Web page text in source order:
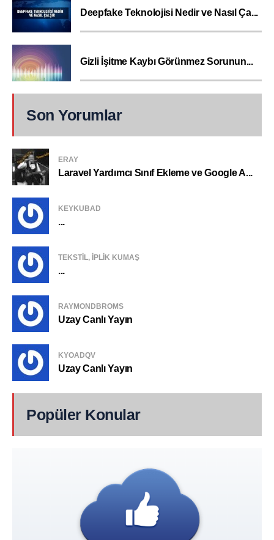
Deepfake Teknolojisi Nedir ve Nasıl Ça...
Gizli İşitme Kaybı Görünmez Sorunun...
Son Yorumlar
ERAY
Laravel Yardımcı Sınıf Ekleme ve Google A...
KEYKUBAD
...
TEKSTIL, IPLIK KUMAŞ
...
RAYMONDBROMS
Uzay Canlı Yayın
KYOADQV
Uzay Canlı Yayın
Popüler Konular